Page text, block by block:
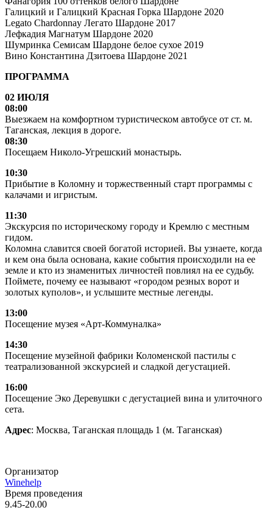
Галицкий и Галицкий Красная Горка Шардоне 2020
Legato Chardonnay Легато Шардоне 2017
Лефкадия Магнатум Шардоне 2020
Шумринка Семисам Шардоне белое сухое 2019
Вино Константина Дзитоева Шардоне 2021
ПРОГРАММА
02 ИЮЛЯ
08:00
Выезжаем на комфортном туристическом автобусе от ст. м.
Таганская, лекция в дороге.
08:30
Посещаем Николо-Угрешский монастырь.
10:30
Прибытие в Коломну и торжественный старт программы с
калачами и игристым.
11:30
Экскурсия по историческому городу и Кремлю с местным
гидом.
Коломна славится своей богатой историей. Вы узнаете, когда
и кем она была основана, какие события происходили на ее
земле и кто из знаменитых личностей повлиял на ее судьбу.
Поймете, почему ее называют «городом резных ворот и
золотых куполов», и услышите местные легенды.
13:00
Посещение музея «Арт-Коммуналка»
14:30
Посещение музейной фабрики Коломенской пастилы с
театрализованной экскурсией и сладкой дегустацией.
16:00
Посещение Эко Деревушки с дегустацией вина и улиточного
сета.
Адрес: Москва, Таганская площадь 1 (м. Таганская)
Организатор
Winehelp
Время проведения
9.45-20.00